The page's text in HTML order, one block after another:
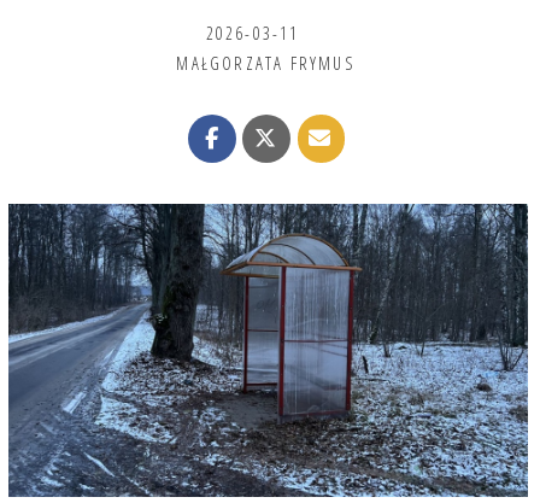
2026-03-11
MAŁGORZATA FRYMUS